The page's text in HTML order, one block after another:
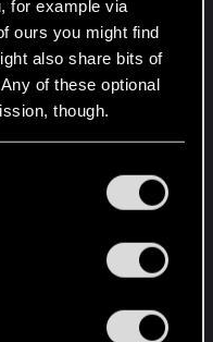
for example via
ours you might find
also share bits of
of these optional
though.
them in the
znać. Możesz
i profilem
albo komentarz